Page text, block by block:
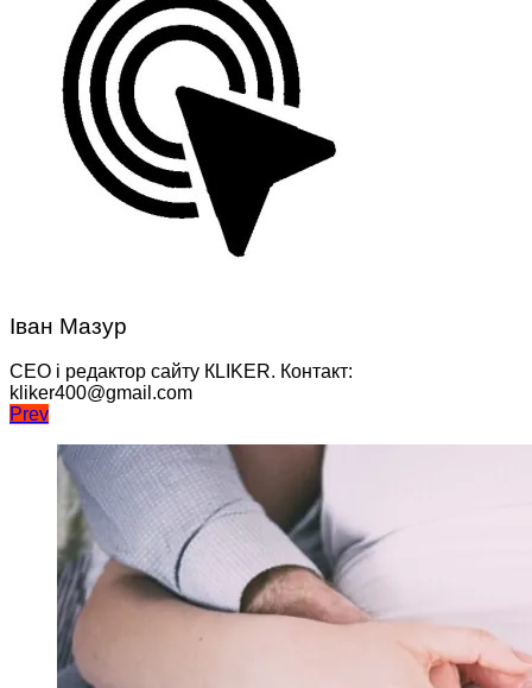
Іван Мазур
CEO і редактор сайту КLIKER. Контакт:
kliker400@gmail.com
Навігація
записів
Prev